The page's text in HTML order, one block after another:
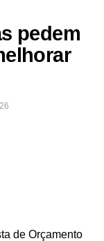
pedem
de Orçamento